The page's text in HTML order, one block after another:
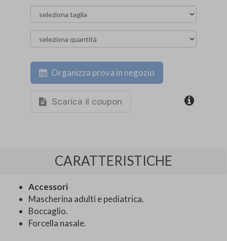
Organizza prova in negozio
Scarica il coupon
CARATTERISTICHE
Accessori
Mascherina adulti e pediatrica.
Boccaglio.
Forcella nasale.